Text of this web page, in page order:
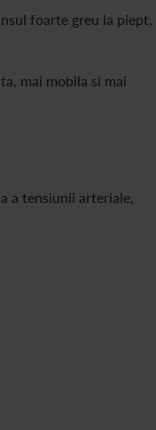
foarte greu la piept,
mai mobila si mai
a tensiunii arteriale,